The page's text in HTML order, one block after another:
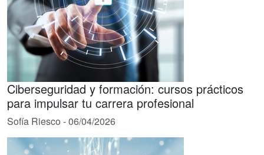
Ciberseguridad y formación: cursos prácticos
para impulsar tu carrera profesional
Sofía Riesco -06/04/2026